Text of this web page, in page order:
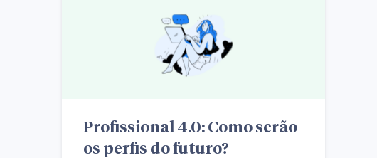
Profissional 4.0: Como serão
os perfis do futuro?